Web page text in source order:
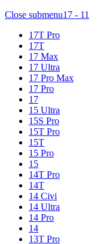
Close submenu17 - 11
17T Pro
17T
17 Max
17 Ultra
17 Pro Max
17 Pro
17
15 Ultra
15S Pro
15T Pro
15T
15 Pro
15
14T Pro
14T
14 Civi
14 Ultra
14 Pro
14
13T Pro